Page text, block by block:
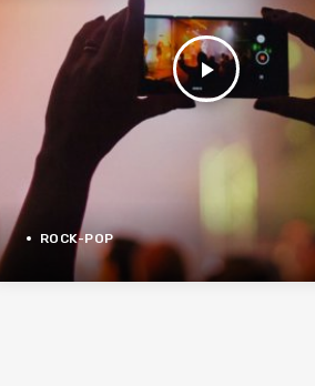
play_arrow
ROCK-POP